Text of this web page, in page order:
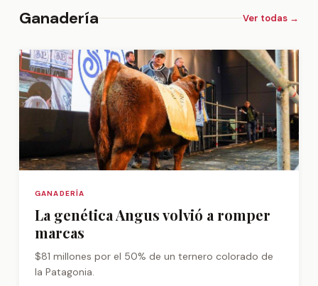
Ganadería Ver todas →
GANADERÍA
La genética Angus volvió a romper
marcas
$81 millones por el 50% de un ternero colorado de
la Patagonia.